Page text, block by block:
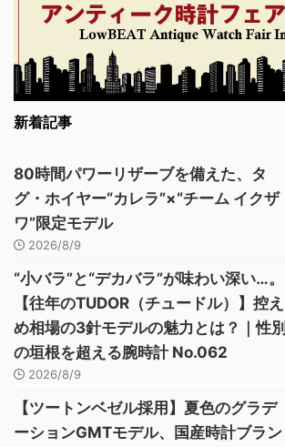
新着記事
80時間パワーリザーブを備えた、タ
グ・ホイヤー“カレラ”×“チーム イクザ
ワ”限定モデル
2026/8/9
“小バラ”と“デカバラ”が味わい深い…。
【往年のTUDOR（チュードル）】控え
め相場の3針モデルの魅力とは？｜性別
の垣根を超える腕時計 No.062
2026/8/9
【ツートンベゼル採用】夏色のグラデ
ーションGMTモデル、国産時計ブラン